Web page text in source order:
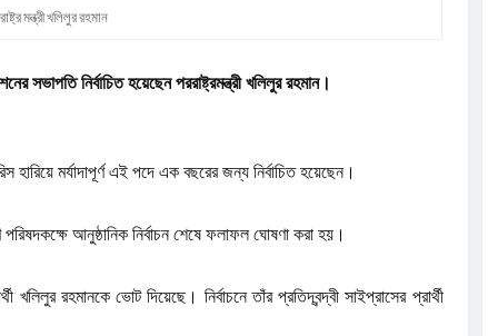
জামায়াতের
মন্ত্রী খলিলুর রহমান
সভাপতি নির্বাচিত হয়েছেন পররাষ্ট্রমন্ত্রী খলিলুর রহমান।
হারিয়ে মর্যাদাপূর্ণ এই পদে এক বছরের জন্য নির্বাচিত হয়েছেন।
আনুষ্ঠানিক নির্বাচন শেষে ফলাফল ঘোষণা করা হয়।
রহমানকে ভোট দিয়েছে। নির্বাচনে তাঁর প্রতিদ্বন্দ্বী সাইপ্রাসের প্রার্থী